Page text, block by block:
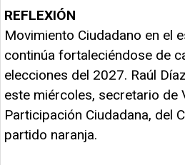
REFLEXIÓN
Movimiento Ciudadano en el
continúa fortaleciéndose de
elecciones del 2027. Raúl
este miércoles, secretario de
Participación Ciudadana, del
partido naranja.